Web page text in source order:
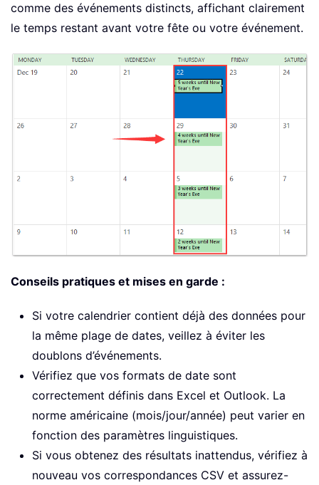
comme des événements distincts, affichant clairement
le temps restant avant votre fête ou votre événement.
Conseils pratiques et mises en garde :
Si votre calendrier contient déjà des données pour
la même plage de dates, veillez à éviter les
doublons d’événements.
Vérifiez que vos formats de date sont
correctement définis dans Excel et Outlook. La
norme américaine (mois/jour/année) peut varier en
fonction des paramètres linguistiques.
Si vous obtenez des résultats inattendus, vérifiez à
nouveau vos correspondances CSV et assurez-